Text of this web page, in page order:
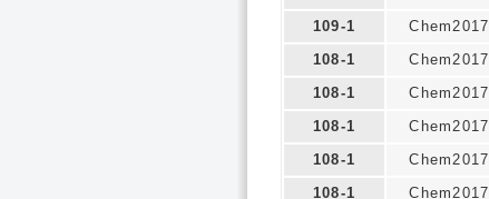
109-1
Chem2017
108-1
Chem2017
108-1
Chem2017
108-1
Chem2017
108-1
Chem2017
108-1
Chem2017